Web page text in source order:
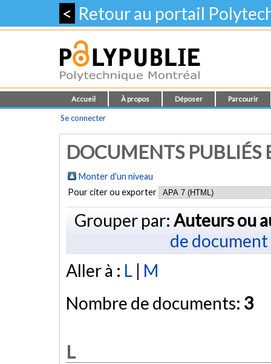
< Retour au portail
Accueil À propos Déposer Parcourir
Se connecter
DOCUMENTS PUBLIÉS
Monter d'un niveau
Pour citer ou exporter
Grouper par: Auteurs ou
de document
Aller à : L | M
Nombre de documents: 3
L